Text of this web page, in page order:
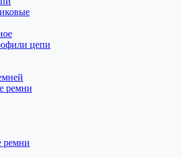
цепи
ремни
ремни